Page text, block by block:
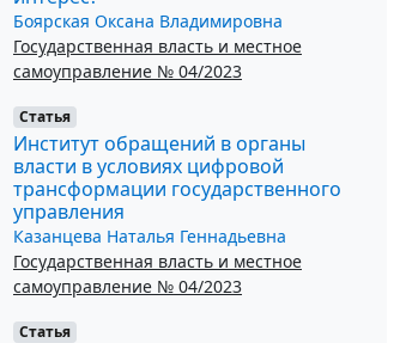
Боярская Оксана Владимировна
Государственная власть и местное
самоуправление № 04/2023
Статья
Институт обращений в органы
власти в условиях цифровой
трансформации государственного
управления
Казанцева Наталья Геннадьевна
Государственная власть и местное
самоуправление № 04/2023
Статья